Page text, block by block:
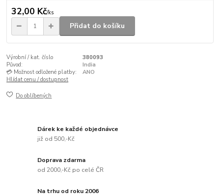
32,00 Kč/ks
Přidat do košíku
Výrobní / kat. číslo
380093
Původ:
India
💳 Možnost odložené platby:
ANO
Hlídat cenu / dostupnost
Do oblíbených
Dárek ke každé objednávce
již od 500,-Kč
Doprava zdarma
od 2000,-Kč po celé ČR
Na trhu od roku 2006